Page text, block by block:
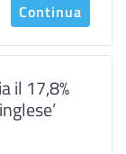
Continua
il 17,8%